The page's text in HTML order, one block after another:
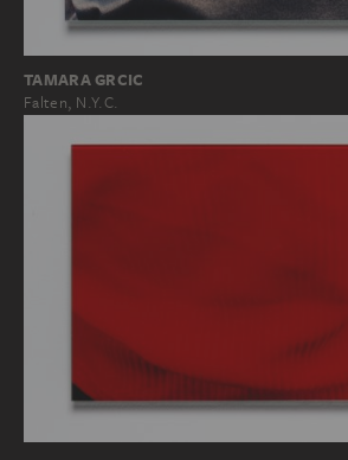
TAMARA GRCIC
Falten, N.Y.C.